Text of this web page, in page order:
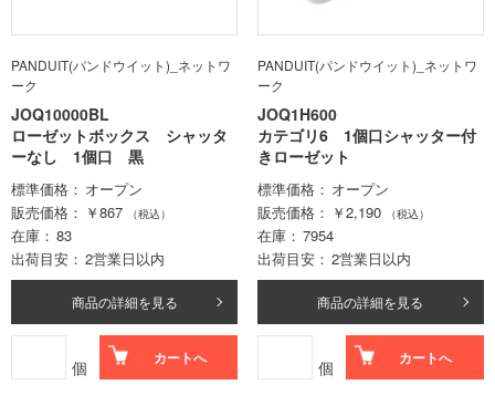
PANDUIT(パンドウイット)_ネットワ
ーク
JOQ10000BL
ローゼットボックス シャッタ
ーなし 1個口 黒
標準価格
オープン
販売価格
￥867 （税込）
在庫
83
出荷目安
2営業日以内
商品の詳細を見る
個 カートへ
PANDUIT(パンドウイット)_ネットワ
ーク
JOQ1H600
カテゴリ6 1個口シャッター付
きローゼット
標準価格
オープン
販売価格
￥2,190 （税込）
在庫
7954
出荷目安
2営業日以内
商品の詳細を見る
個 カートへ